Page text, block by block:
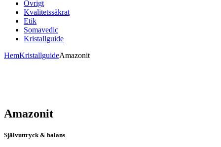
Övrigt
Kvalitetssäkrat
Etik
Somavedic
Kristallguide
HemKristallguideAmazonit
Amazonit
Självuttryck & balans